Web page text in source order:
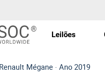
Leilões
Renault Mégane · Ano 2019